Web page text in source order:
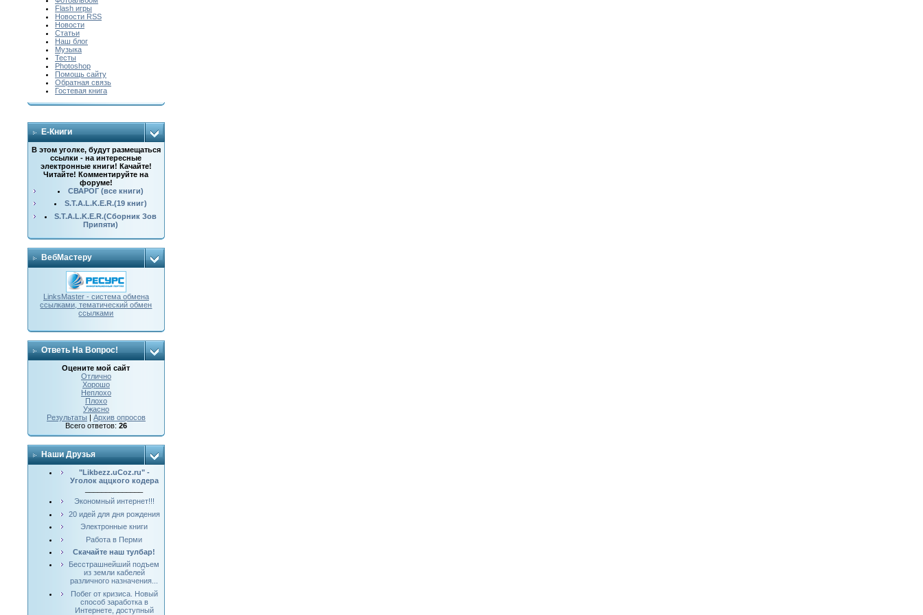
Flash игры
Новости RSS
Новости
Статьи
Наш блог
Музыка
Тесты
Photoshop
Помощь сайту
Обратная связь
Гостевая книга
E-Книги
В этом уголке, будут размещаться
ссылки - на интересные
электронные книги! Качайте!
Читайте! Комментируйте на
форуме!
СВАРОГ (все книги)
S.T.A.L.K.E.R.(19 книг)
S.T.A.L.K.E.R.(Сборник Зов
Припяти)
ВебМастеру
LinksMaster - система обмена
ссылками, тематический обмен
ссылками
Ответь На Вопрос!
Оцените мой сайт
Отлично
Хорошо
Неплохо
Плохо
Ужасно
Результаты | Архив опросов
Всего ответов: 26
Наши Друзья
"Likbezz.uCoz.ru" -
Уголок аццкого кодера
Экономный интернет!!!
20 идей для дня рождения
Электронные книги
Работа в Перми
Скачайте наш тулбар!
Бесстрашнейший подъем
из земли кабелей
различного назначения...
Побег от кризиса. Новый
способ заработка в
Интернете, доступный